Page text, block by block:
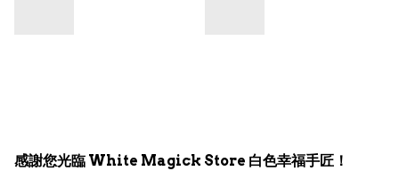
感謝您光臨 White Magick Store 白色幸福手匠！